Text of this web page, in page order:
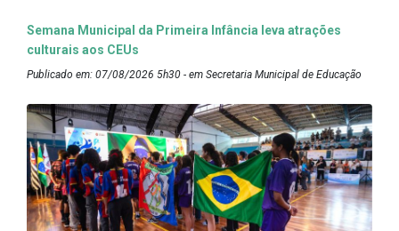
Semana Municipal da Primeira Infância leva atrações
culturais aos CEUs
Publicado em: 07/08/2026 5h30 - em Secretaria Municipal de Educação